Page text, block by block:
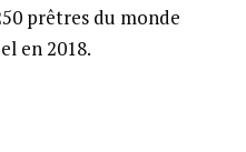
prêtres du monde
en 2018.